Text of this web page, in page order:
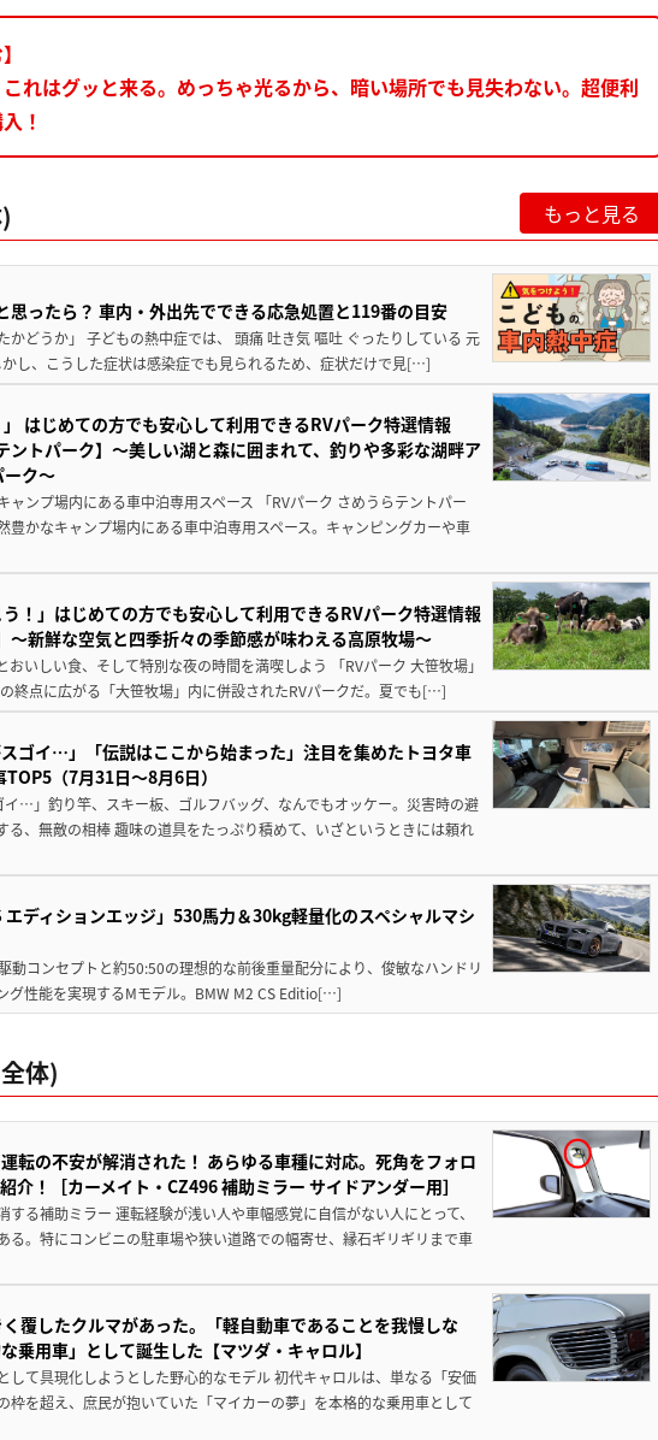
れはグッと来る。めっちゃ光るから、暗い場所でも見失わない。超便利
！
もっと見る
思ったら？ 車内・外出先でできる応急処置と119番の目安
かどうか」 子どもの熱中症では、 頭痛 吐き気 嘔吐 ぐったりしている 元
し、こうした症状は感染症でも見られるため、症状だけで見[…]
」 はじめての方でも安心して利用できるRVパーク特選情報
ントパーク】～美しい湖と森に囲まれて、釣りや多彩な湖畔ア
ーク～
ャンプ場内にある車中泊専用スペース 「RVパーク さめうらテントパー
豊かなキャンプ場内にある車中泊専用スペース。キャンピングカーや車
う！」はじめての方でも安心して利用できるRVパーク特選情報
～新鮮な空気と四季折々の季節感が味わえる高原牧場～
いしい食、そして特別な夜の時間を満喫しよう 「RVパーク 大笹牧場」
終点に広がる「大笹牧場」内に併設されたRVパークだ。夏でも[…]
スゴイ…」「伝説はここから始まった」注目を集めたトヨタ車
（7月31日〜8月6日）
…」釣り竿、スキー板、ゴルフバッグ、なんでもオッケー。災害時の避
る、無敵の相棒 趣味の道具をたっぷり積めて、いざというときには頼れ
ディションエッジ」530馬力＆30kg軽量化のスペシャルマシ
動コンセプトと約50:50の理想的な前後重量配分により、俊敏なハンドリ
グ性能を実現するMモデル。BMW M2 CS Editio[…]
体)
転の不安が解消された！ あらゆる車種に対応。死角をフォロ
介！［カーメイト・CZ496 補助ミラー サイドアンダー用］
る補助ミラー 運転経験が浅い人や車幅感覚に自信がない人にとって、
る。特にコンビニの駐車場や狭い道路での幅寄せ、縁石ギリギリまで車
覆したクルマがあった。「軽自動車であることを我慢しな
乗用車」として誕生した【マツダ・キャロル】
して具現化しようとした野心的なモデル 初代キャロルは、単なる「安価
枠を超え、庶民が抱いていた「マイカーの夢」を本格的な乗用車として